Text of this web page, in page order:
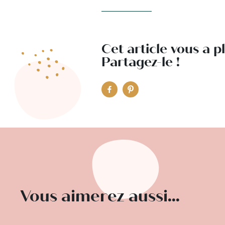
Cet article vous a
Partagez-le !
Vous aimerez aussi...